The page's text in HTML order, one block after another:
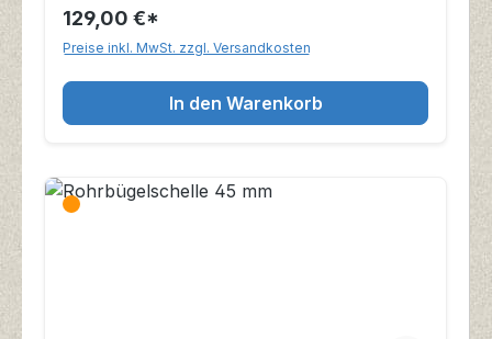
129,00 €*
Preise inkl. MwSt. zzgl. Versandkosten
In den Warenkorb